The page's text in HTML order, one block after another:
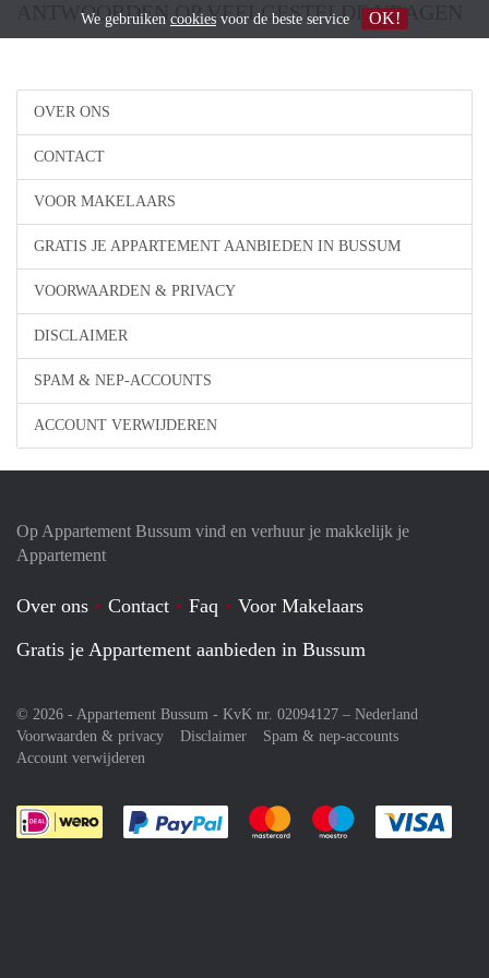
OVER ONS
CONTACT
VOOR MAKELAARS
GRATIS JE APPARTEMENT AANBIEDEN IN BUSSUM
VOORWAARDEN & PRIVACY
DISCLAIMER
SPAM & NEP-ACCOUNTS
ACCOUNT VERWIJDEREN
ANTWOORDEN OP VEELGESTELDE VRAGEN
Op Appartement Bussum vind en verhuur je makkelijk je
Appartement
Over ons Contact Faq
Voor Makelaars
Gratis je Appartement aanbieden in Bussum
© 2026 - Appartement Bussum - KvK nr. 02094127 – Nederland
Voorwaarden & privacy
Disclaimer
Spam & nep-accounts
Account verwijderen
Je rekent gemakkelijk af met Paypal
Je rekent gemakkelijk af met
Je rekent
We gebruiken cookies voor de beste service OK!